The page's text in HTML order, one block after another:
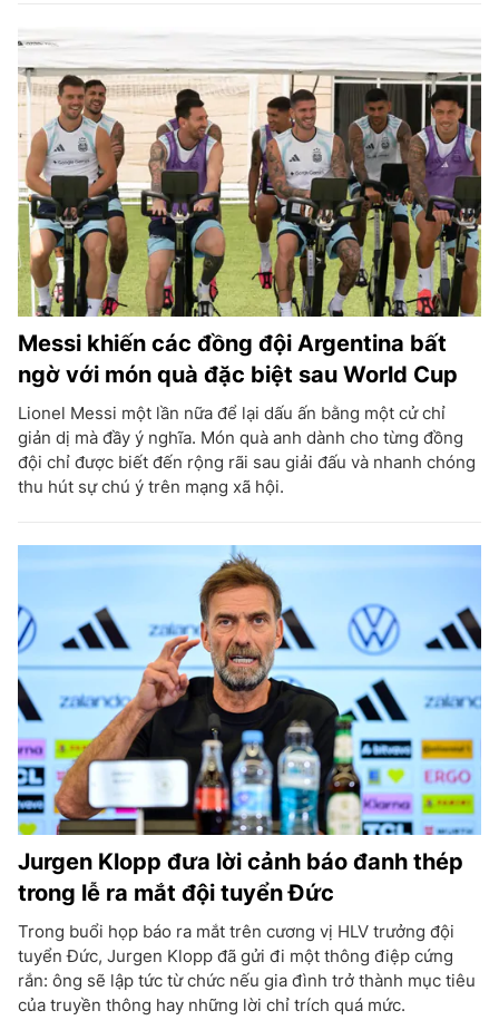
Messi khiến các đồng đội Argentina bất
ngờ với món quà đặc biệt sau World Cup
Lionel Messi một lần nữa để lại dấu ấn bằng một cử chỉ
giản dị mà đầy ý nghĩa. Món quà anh dành cho từng đồng
đội chỉ được biết đến rộng rãi sau giải đấu và nhanh chóng
thu hút sự chú ý trên mạng xã hội.
Jurgen Klopp đưa lời cảnh báo đanh thép
trong lễ ra mắt đội tuyển Đức
Trong buổi họp báo ra mắt trên cương vị HLV trưởng đội
tuyển Đức, Jurgen Klopp đã gửi đi một thông điệp cứng
rắn: ông sẽ lập tức từ chức nếu gia đình trở thành mục tiêu
của truyền thông hay những lời chỉ trích quá mức.